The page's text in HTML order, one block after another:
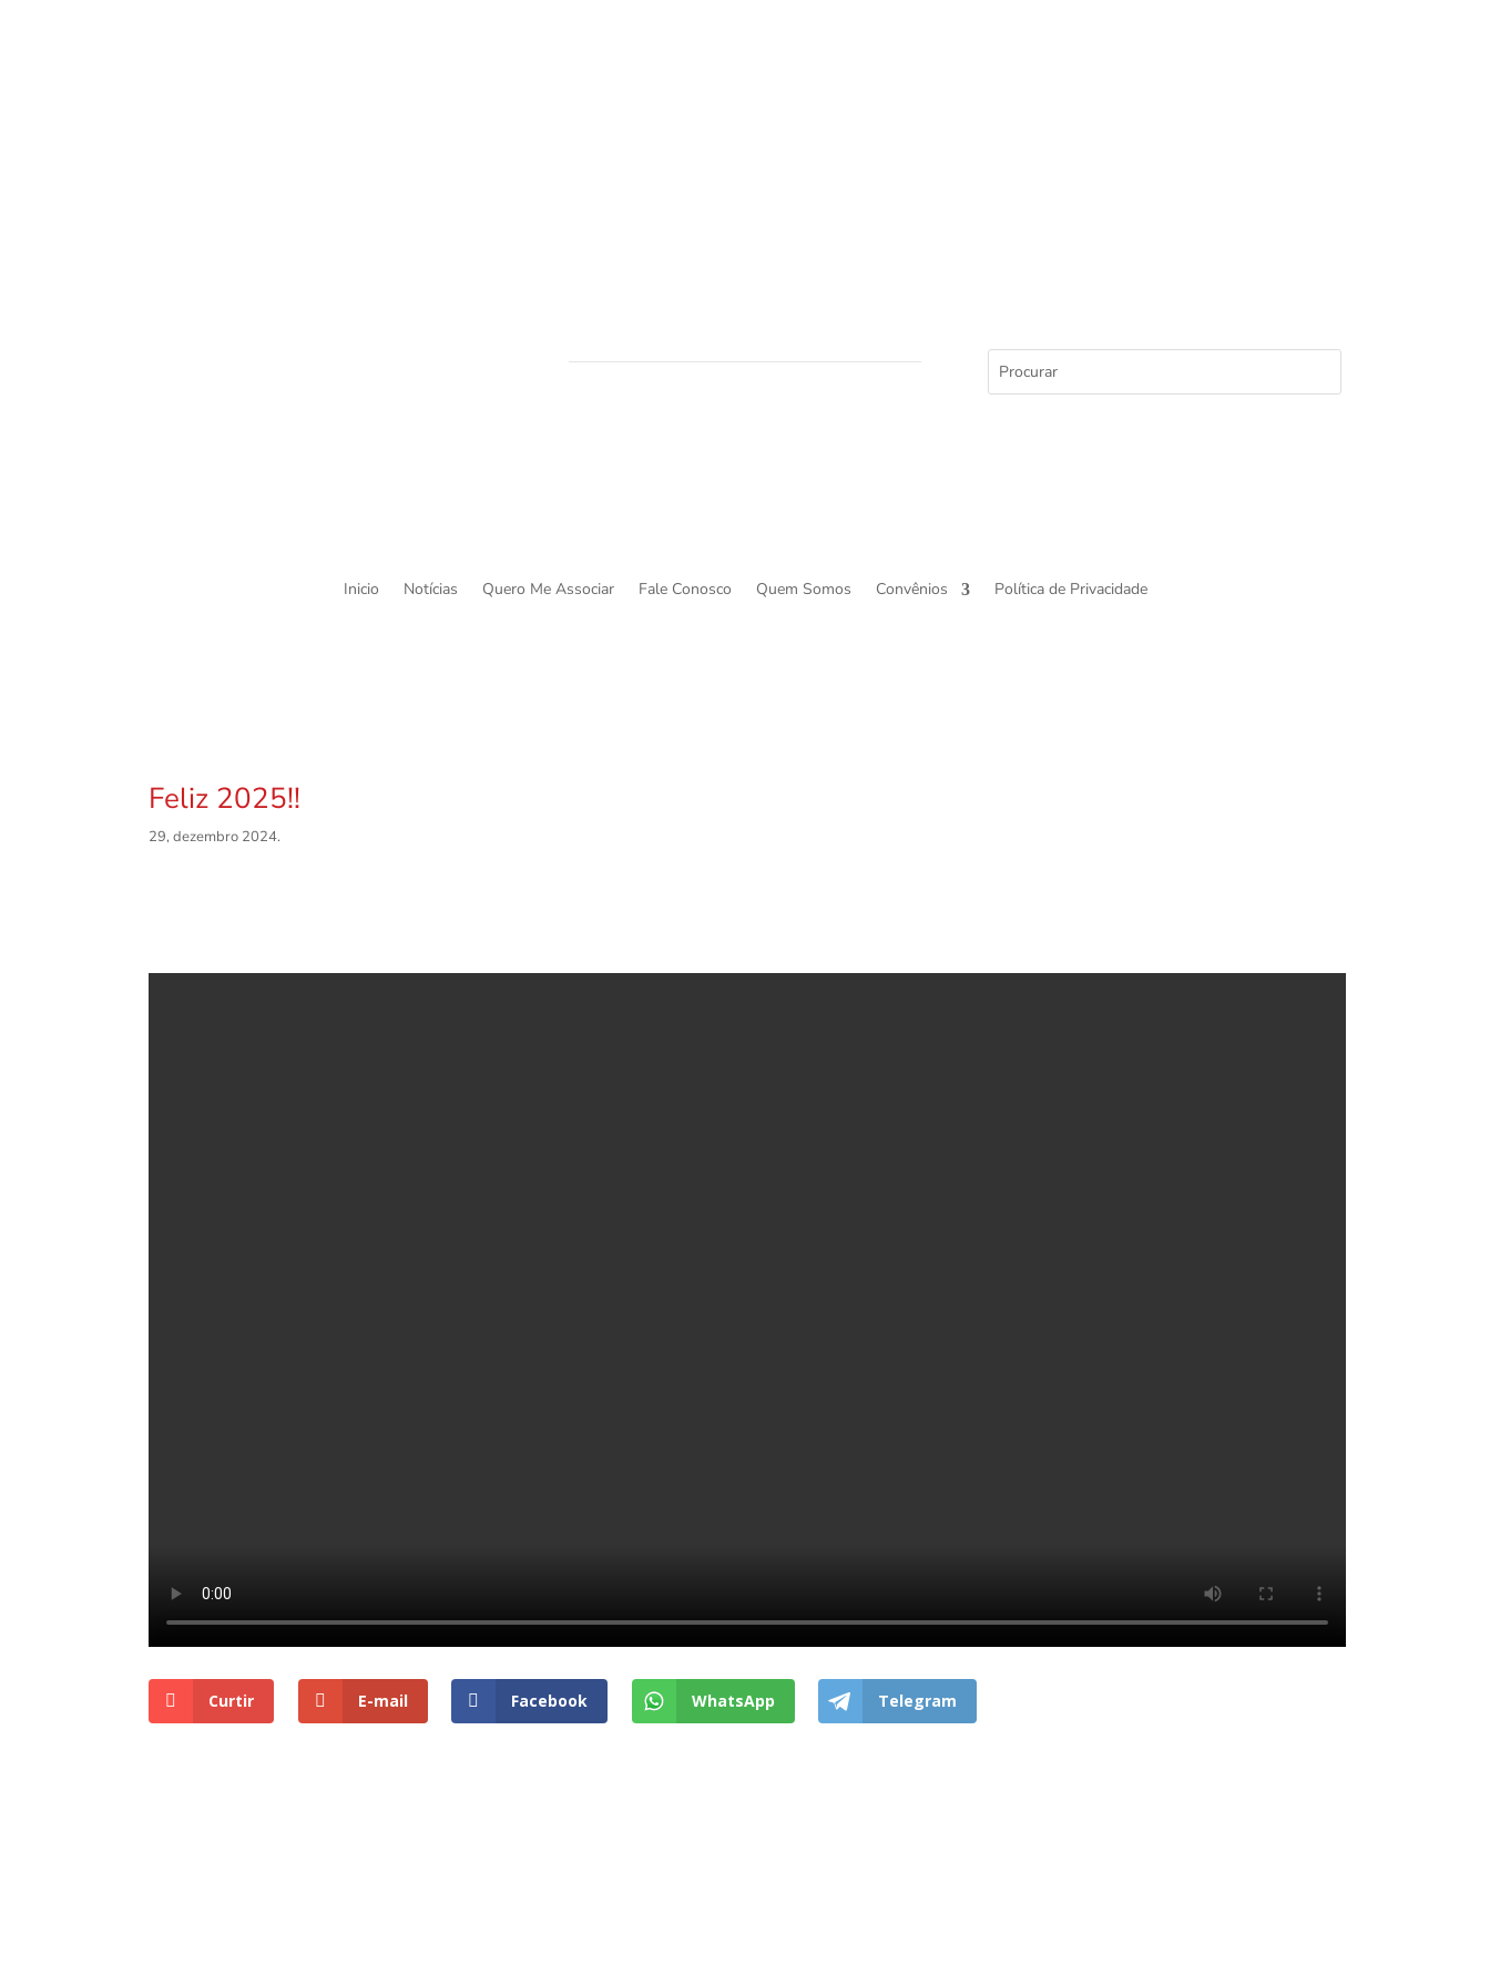
Inicio Notícias Quero Me Associar Fale Conosco Quem Somos Convênios Política de Privacidade
Feliz 2025!!
29, dezembro 2024.
Curtir E-mail Facebook WhatsApp Telegram